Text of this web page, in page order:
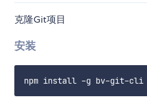
克隆Git项目
安装